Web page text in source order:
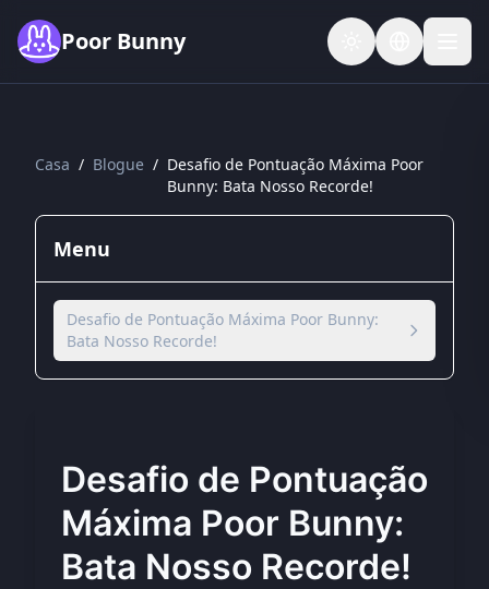
Poor Bunny
Casa / Blogue / Desafio de Pontuação Máxima Poor
Bunny: Bata Nosso Recorde!
Menu
Desafio de Pontuação Máxima Poor Bunny:
Bata Nosso Recorde!
Desafio de Pontuação
Máxima Poor Bunny:
Bata Nosso Recorde!